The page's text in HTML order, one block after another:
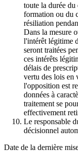
toute la durée
formation ou du
résiliation
Dans la mesure
l'intérêt légitime
seront traitées
ces intérêts
délais de
vertu des lois en
l'opposition est
données à
traitement se
effectivement
Le responsable
décisionnel
Date de la dernière